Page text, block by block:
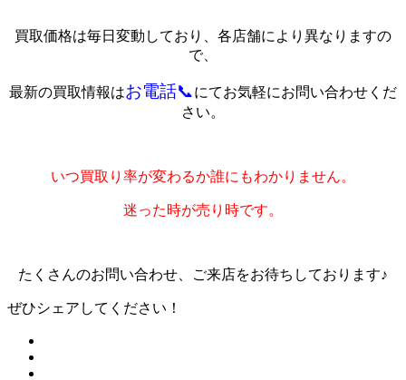
買取価格は毎日変動しており、各店舗により異なりますの
で、
最新の買取情報はお電話📞にてお気軽にお問い合わせくだ
さい。
いつ買取り率が変わるか誰にもわかりません。
迷った時が売り時です。
たくさんのお問い合わせ、ご来店をお待ちしております♪
ぜひシェアしてください！